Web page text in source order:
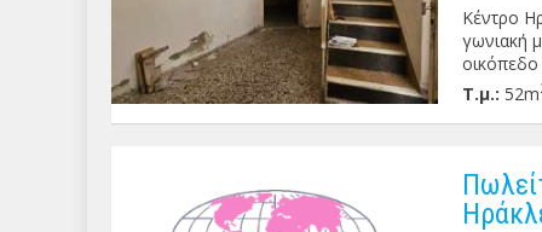
Κέντρο
γωνιακή
οικόπεδο
Τ.μ.: 52m